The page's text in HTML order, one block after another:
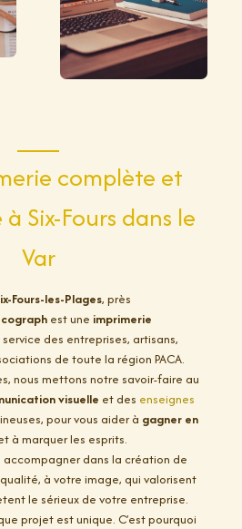
complète et
Six-Fours dans le
Var
Fours-les-Plages, près
est une imprimerie
service des entreprises, artisans,
de toute la région PACA.
nous mettons notre savoir-faire au
visuelle et des enseignes
pour vous aider à gagner en
à marquer les esprits.
dans la création de
à votre image, qui valorisent
le sérieux de votre entreprise.
projet est unique. C’est pourquoi